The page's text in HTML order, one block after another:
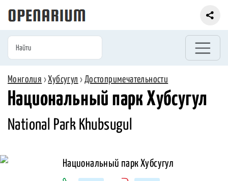
Монголия ›Хубсугул › Достопримечательности
Национальный парк Хубсугул
National Park Khubsugul